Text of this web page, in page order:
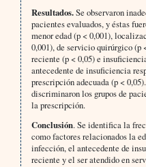
Resultados.Se observaron
pacientes evaluados, y éstas
menor edad (p < 0,001),
0,001), de servicio quirúrgico (p
reciente (p < 0,05) e
antecedente de insuficiencia
prescripción adecuada (p <
discriminaron los grupos de
la prescripción.
Conclusión. Se identifica la
como factores relacionados la
infección, el antecedente de
reciente y el ser atendido en